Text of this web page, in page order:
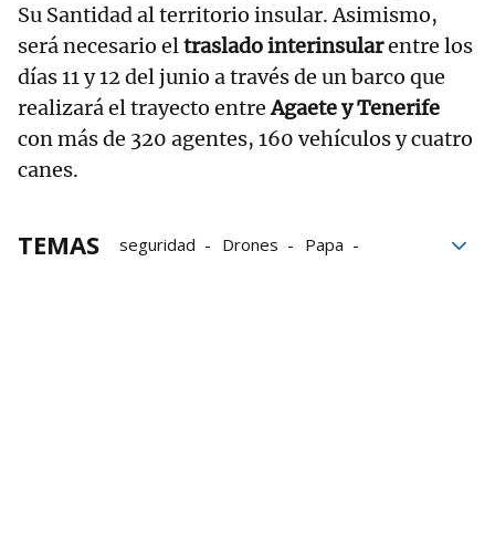
Su Santidad al territorio insular. Asimismo,
será necesario eltraslado interinsularentre los
días 11 y 12 del junio a través de un barco que
realizará el trayecto entreAgaete y Tenerife
con más de 320 agentes, 160 vehículos y cuatro
canes.
TEMAS seguridad Drones
Papa